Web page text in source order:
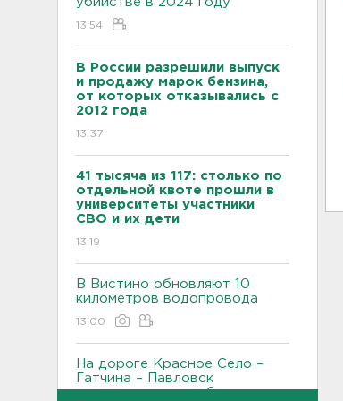
13:54
В России разрешили выпуск
и продажу марок бензина,
от которых отказывались с
2012 года
13:37
41 тысяча из 117: столько по
отдельной квоте прошли в
университеты участники
СВО и их дети
13:19
В Вистино обновляют 10
километров водопровода
13:00
На дороге Красное Село –
Гатчина – Павловск
отремонтировали 6